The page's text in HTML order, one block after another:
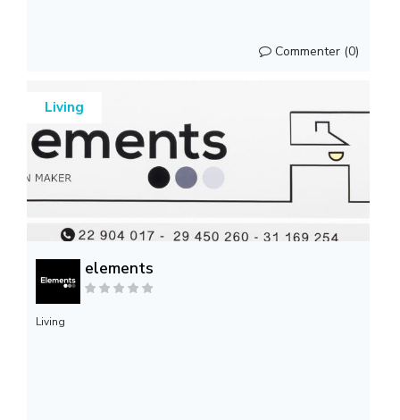
Commenter (0)
Living
elements
Living